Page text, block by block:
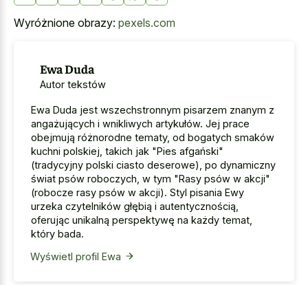
Wyróżnione obrazy: pexels.com
Ewa Duda
Autor tekstów
Ewa Duda jest wszechstronnym pisarzem znanym z
angażujących i wnikliwych artykułów. Jej prace
obejmują różnorodne tematy, od bogatych smaków
kuchni polskiej, takich jak "Pies afgański"
(tradycyjny polski ciasto deserowe), po dynamiczny
świat psów roboczych, w tym "Rasy psów w akcji"
(robocze rasy psów w akcji). Styl pisania Ewy
urzeka czytelników głębią i autentycznością,
oferując unikalną perspektywę na każdy temat,
który bada.
Wyświetl profil Ewa